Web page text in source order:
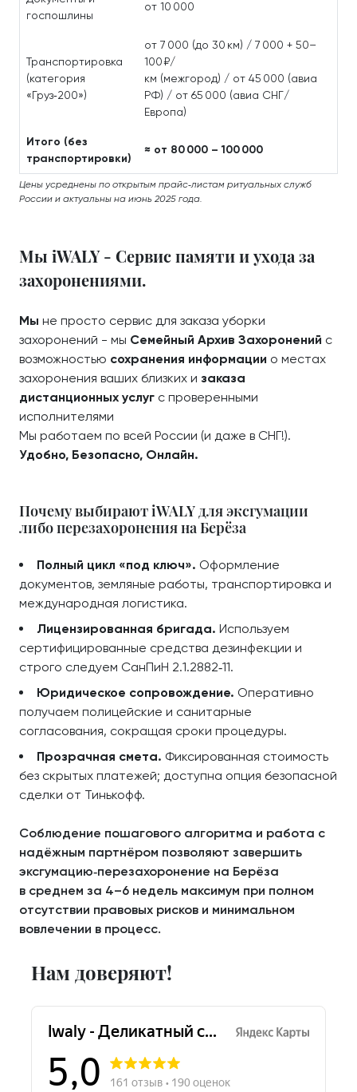
госпошлины
от 10 000
Транспортировка
(категория
«Груз‑200»)
от 7 000 (до 30 км) / 7 000 + 50–
100 ₽/
км (межгород) / от 45 000 (авиа
РФ) / от 65 000 (авиа СНГ/
Европа)
Итого (без
транспортировки)
≈ от 80 000 – 100 000
Цены усреднены по открытым прайс‑листам ритуальных служб
России и актуальны на июнь 2025 года.
Мы iWALY - Сервис памяти и ухода за
захоронениями.
Мы не просто сервис для заказа уборки
захоронений - мы Семейный Архив Захоронений с
возможностью сохранения информации о местах
захоронения ваших близких и заказа
дистанционных услуг с проверенными
исполнителями
Мы работаем по всей России (и даже в СНГ!).
Удобно, Безопасно, Онлайн.
Почему выбирают iWALY для эксгумации
либо перезахоронения на Берёза
Полный цикл «под ключ». Оформление
документов, земляные работы, транспортировка и
международная логистика.
Лицензированная бригада. Используем
сертифицированные средства дезинфекции и
строго следуем СанПиН 2.1.2882‑11.
Юридическое сопровождение. Оперативно
получаем полицейские и санитарные
согласования, сокращая сроки процедуры.
Прозрачная смета. Фиксированная стоимость
без скрытых платежей; доступна опция безопасной
сделки от Тинькофф.
Соблюдение пошагового алгоритма и работа с
надёжным партнёром позволяют завершить
эксгумацию‑перезахоронение на Берёза
в среднем за 4–6 недель максимум при полном
отсутствии правовых рисков и минимальном
вовлечении в процесс.
Нам доверяют!